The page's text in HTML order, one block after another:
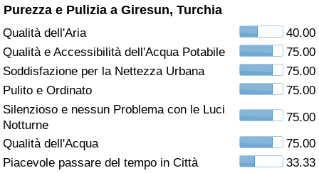
Purezza e Pulizia a Giresun, Turchia
Qualità dell'Aria
40.00
Qualità e Accessibilità dell'Acqua Potabile
75.00
Soddisfazione per la Nettezza Urbana
75.00
Pulito e Ordinato
75.00
Silenzioso e nessun Problema con le Luci
Notturne
75.00
Qualità dell'Acqua
75.00
Piacevole passare del tempo in Città
33.33
Nazione
Inquinamento
Indice dell’Inquinamento (Corrente)
Indice di inquinamento
Indice dell’Inquinamento per Nazione